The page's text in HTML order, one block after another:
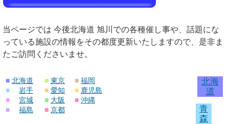
当ページでは 今後北海道 旭川での各種催し事や、話題にな
っている施設の情報をその都度更新いたしますので、是非ま
たご訪問くださいませ。
■ 北海道
■
岩手
■
宮城
■
福島
■ 東京
■ 愛知
■ 大阪
■ 京都
■ 福岡
■ 鹿児島
■ 沖縄
北海
道
青
森